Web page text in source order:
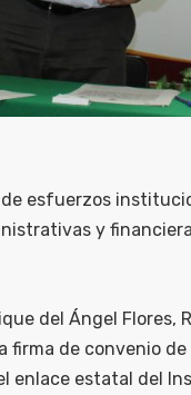
esfuerzos
y
del Ángel
firma de convenio
enlace estatal del